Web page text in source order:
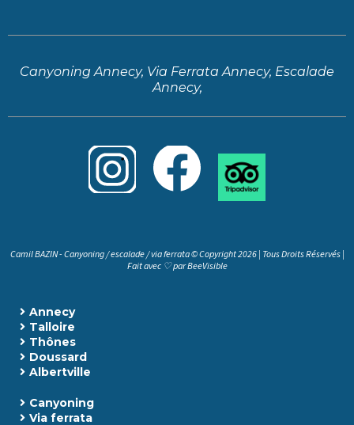
Canyoning Annecy, Via Ferrata Annecy, Escalade
Annecy,
Camil BAZIN - Canyoning / escalade / via ferrata © Copyright 2026 | Tous Droits Réservés |
Fait avec ♡ parBeeVisible
Annecy
Talloire
Thônes
Doussard
Albertville
Canyoning
Via ferrata